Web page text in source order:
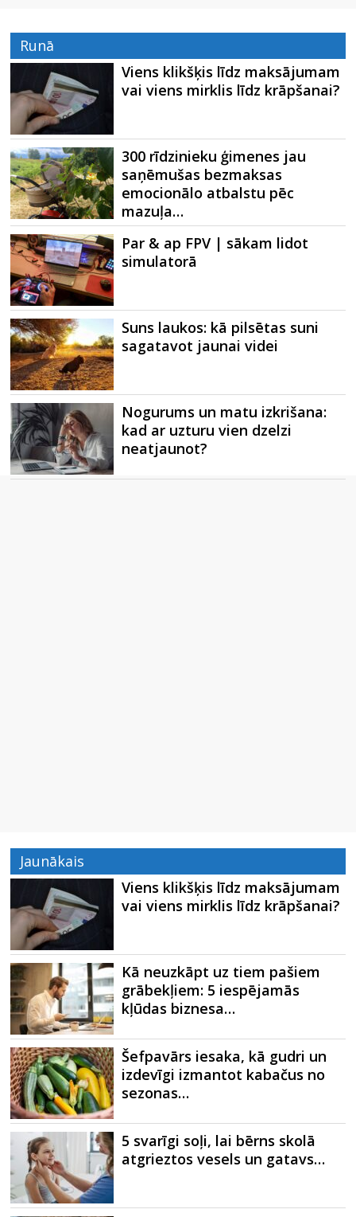
Runā
Viens klikšķis līdz maksājumam
vai viens mirklis līdz krāpšanai?
300 rīdzinieku ģimenes jau
saņēmušas bezmaksas
emocionālo atbalstu pēc
mazuļa…
Par & ap FPV | sākam lidot
simulatorā
Suns laukos: kā pilsētas suni
sagatavot jaunai videi
Nogurums un matu izkrišana:
kad ar uzturu vien dzelzi
neatjaunot?
Jaunākais
Viens klikšķis līdz maksājumam
vai viens mirklis līdz krāpšanai?
Kā neuzkāpt uz tiem pašiem
grābekļiem: 5 iespējamās
kļūdas biznesa…
Šefpavārs iesaka, kā gudri un
izdevīgi izmantot kabačus no
sezonas…
5 svarīgi soļi, lai bērns skolā
atgrieztos vesels un gatavs…